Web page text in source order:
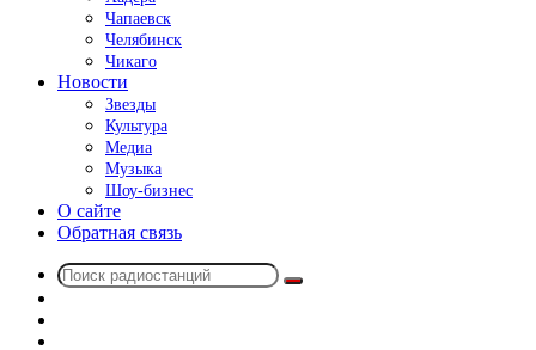
Чапаевск
Челябинск
Чикаго
Новости
Звезды
Культура
Медиа
Музыка
Шоу-бизнес
О сайте
Обратная связь
Поиск